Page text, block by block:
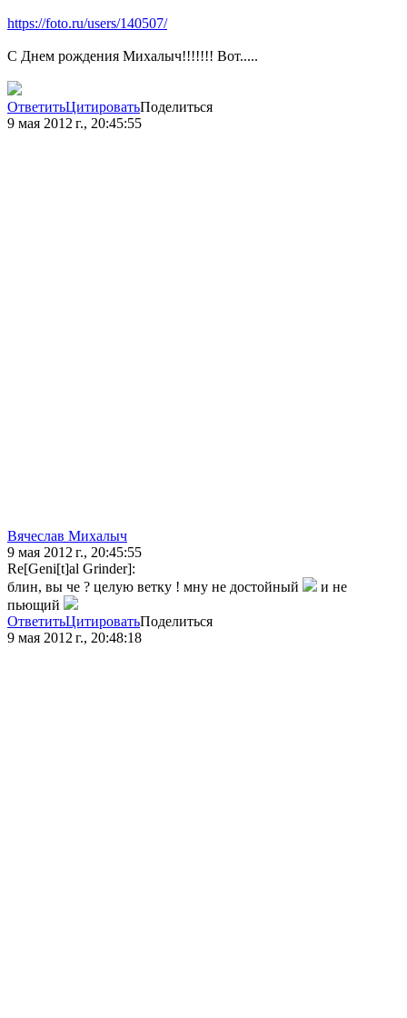
https://foto.ru/users/140507/
С Днем рождения Михалыч!!!!!!! Вот.....
ОтветитьЦитироватьПоделиться
9 мая 2012 г., 20:45:55
Вячеслав Михалыч
9 мая 2012 г., 20:45:55
Re[Geni[t]al Grinder]:
блин, вы че ? целую ветку ! мну не достойный
и не
пьющий
ОтветитьЦитироватьПоделиться
9 мая 2012 г., 20:48:18